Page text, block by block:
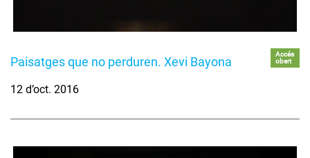
Paisatges que no perduren. Xevi Bayona
Accés
obert
12 d’oct. 2016